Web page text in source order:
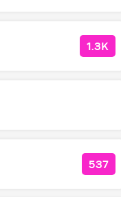
1.3K
537